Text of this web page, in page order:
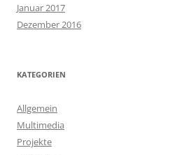
Januar 2017
Dezember 2016
KATEGORIEN
Allgemein
Multimedia
Projekte